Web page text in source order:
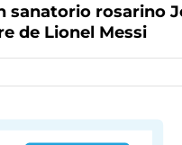
sanatorio rosarino
de Lionel Messi